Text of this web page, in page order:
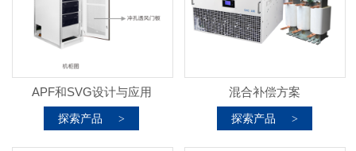
APF和SVG设计与应用
探索产品 >
混合补偿方案
探索产品 >